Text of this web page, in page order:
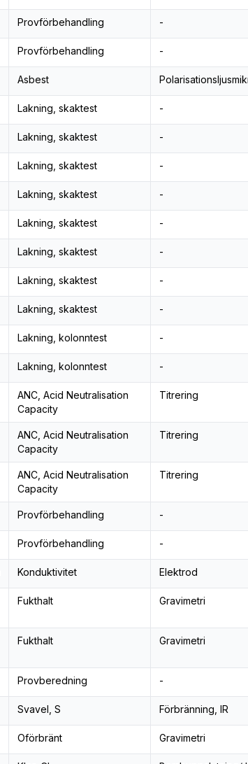
Provförbehandling -
Provförbehandling -
Asbest
Lakning, skaktest -
Lakning, skaktest -
Lakning, skaktest -
Lakning, skaktest -
Lakning, skaktest -
Lakning, skaktest -
Lakning, skaktest -
Lakning, skaktest -
Lakning, kolonntest -
Lakning, kolonntest -
ANC, Acid Neutralisation
Capacity
Titrering
ANC, Acid Neutralisation
Capacity
Titrering
ANC, Acid Neutralisation
Capacity
Titrering
Provförbehandling -
Provförbehandling -
Konduktivitet Elektrod
Fukthalt Gravimetri
Fukthalt Gravimetri
Provberedning -
Svavel, S Förbränning, IR
Oförbränt Gravimetri